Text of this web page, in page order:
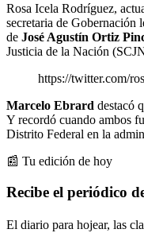
Rosa Icela Rodríguez,
secretaria de Gobernación
de José Agustín Ortiz
Justicia de la Nación
https://twitter.com/
Marcelo Ebrard destacó
Y recordó cuando ambos
Distrito Federal en la
📰 Tu edición de hoy
Recibe el periódico
El diario para hojear, las